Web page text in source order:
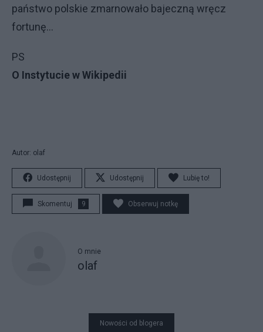
państwo polskie zmarnowało bajeczną wręcz
fortunę...
PS
O Instytucie w Wikipedii
Autor: olaf
Udostępnij Udostępnij Lubię to!
Skomentuj 9 Obserwuj notkę
O mnie
olaf
Nowości od blogera